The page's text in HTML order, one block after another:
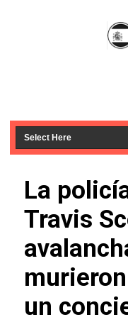
La
Travis
un